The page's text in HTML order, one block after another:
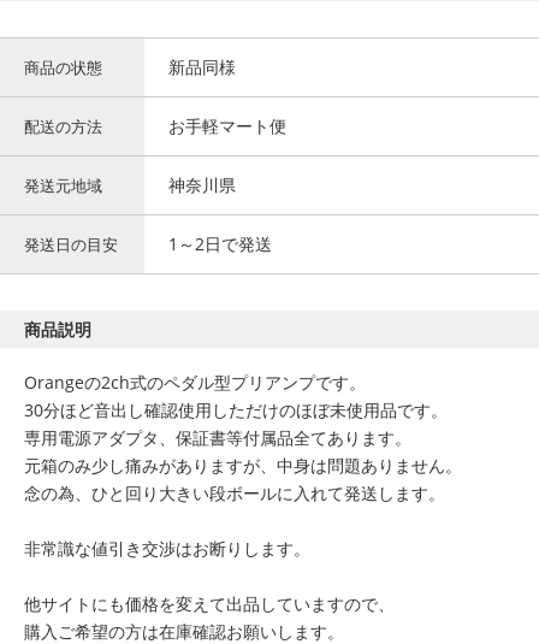
商品の状態 新品同様
配送の方法 お手軽マート便
発送元地域 神奈川県
発送日の目安 1～2日で発送
商品説明
Orangeの2ch式のペダル型プリアンプです。
30分ほど音出し確認使用しただけのほぼ未使用品です。
専用電源アダプタ、保証書等付属品全てあります。
元箱のみ少し痛みがありますが、中身は問題ありません。
念の為、ひと回り大きい段ボールに入れて発送します。
非常識な値引き交渉はお断りします。
他サイトにも価格を変えて出品していますので、
購入ご希望の方は在庫確認お願いします。